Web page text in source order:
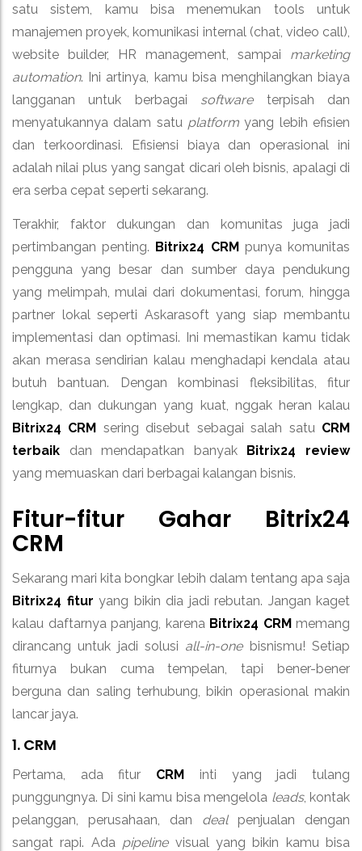
satu sistem, kamu bisa menemukan tools untuk
manajemen proyek, komunikasi internal (chat, video call),
website builder, HR management, sampai marketing
automation. Ini artinya, kamu bisa menghilangkan biaya
langganan untuk berbagai softwareterpisah dan
menyatukannya dalam satu platform yang lebih efisien
dan terkoordinasi. Efisiensi biaya dan operasional ini
adalah nilai plus yang sangat dicari oleh bisnis, apalagi di
era serba cepat seperti sekarang.
Terakhir, faktor dukungan dan komunitas juga jadi
pertimbangan penting. Bitrix24 CRMpunya komunitas
pengguna yang besar dan sumber daya pendukung
yang melimpah, mulai dari dokumentasi, forum, hingga
partner lokal seperti Askarasoft yang siap membantu
implementasi dan optimasi. Ini memastikan kamu tidak
akan merasa sendirian kalau menghadapi kendala atau
butuh bantuan. Dengan kombinasi fleksibilitas, fitur
lengkap, dan dukungan yang kuat, nggak heran kalau
Bitrix24 CRM sering disebut sebagai salah satu CRM
terbaik dan mendapatkan banyak Bitrix24 review
yang memuaskan dari berbagai kalangan bisnis.
Fitur-fitur Gahar Bitrix24
CRM
Sekarang mari kita bongkar lebih dalam tentang apa saja
Bitrix24 fitur yang bikin dia jadi rebutan. Jangan kaget
kalau daftarnya panjang, karena Bitrix24 CRMmemang
dirancang untuk jadi solusi all-in-onebisnismu! Setiap
fiturnya bukan cuma tempelan, tapi bener-bener
berguna dan saling terhubung, bikin operasional makin
lancar jaya.
1. CRM
Pertama, ada fitur CRM inti yang jadi tulang
punggungnya. Di sini kamu bisa mengelola leads, kontak
pelanggan, perusahaan, dan dealpenjualan dengan
sangat rapi. Ada pipelinevisual yang bikin kamu bisa